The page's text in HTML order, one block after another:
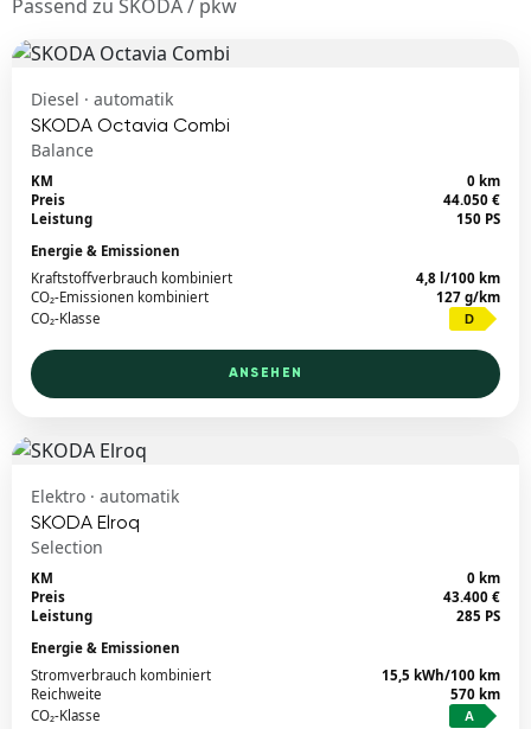
Passend zu SKODA / pkw
Diesel · automatik
SKODA Octavia Combi
Balance
KM
0 km
Preis
44.050 €
Leistung
150 PS
Energie & Emissionen
Kraftstoffverbrauch kombiniert
4,8 l/100 km
CO₂-Emissionen kombiniert
127 g/km
CO₂-Klasse
D
ANSEHEN
Elektro · automatik
SKODA Elroq
Selection
KM
0 km
Preis
43.400 €
Leistung
285 PS
Energie & Emissionen
Stromverbrauch kombiniert
15,5 kWh/100 km
Reichweite
570 km
CO₂-Klasse
A